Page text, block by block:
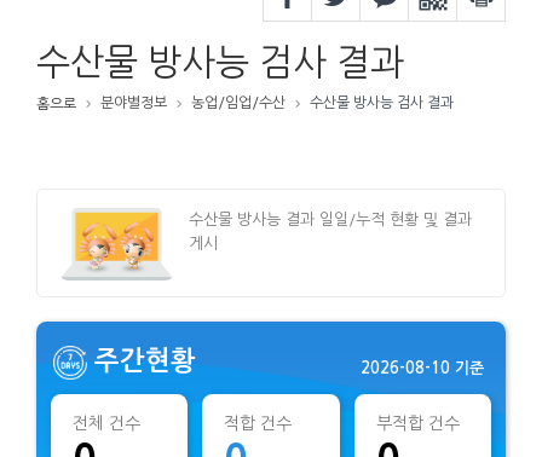
수산물 방사능 검사 결과
홈으로 분야별정보 농업/임업/수산 수산물 방사능 검사 결과
수산물 방사능 결과 일일/누적 현황 및 결과
게시
주간현황 2026-08-10 기준
전체 건수 적합 건수 부적합 건수